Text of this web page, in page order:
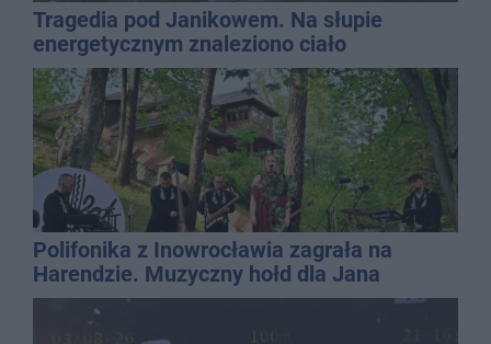
Tragedia pod Janikowem. Na słupie
energetycznym znaleziono ciało
mężczyzny
Polifonika z Inowrocławia zagrała na
Harendzie. Muzyczny hołd dla Jana
Kasprowicza